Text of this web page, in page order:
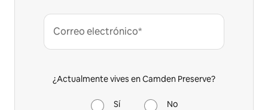
Correo electrónico*
¿Actualmente vives en Camden Preserve?
Sí No